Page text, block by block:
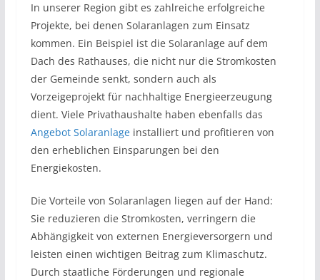
In unserer Region gibt es zahlreiche erfolgreiche
Projekte, bei denen Solaranlagen zum Einsatz
kommen. Ein Beispiel ist die Solaranlage auf dem
Dach des Rathauses, die nicht nur die Stromkosten
der Gemeinde senkt, sondern auch als
Vorzeigeprojekt für nachhaltige Energieerzeugung
dient. Viele Privathaushalte haben ebenfalls das
Angebot Solaranlageinstalliert und profitieren von
den erheblichen Einsparungen bei den
Energiekosten.
Die Vorteile von Solaranlagen liegen auf der Hand:
Sie reduzieren die Stromkosten, verringern die
Abhängigkeit von externen Energieversorgern und
leisten einen wichtigen Beitrag zum Klimaschutz.
Durch staatliche Förderungen und regionale